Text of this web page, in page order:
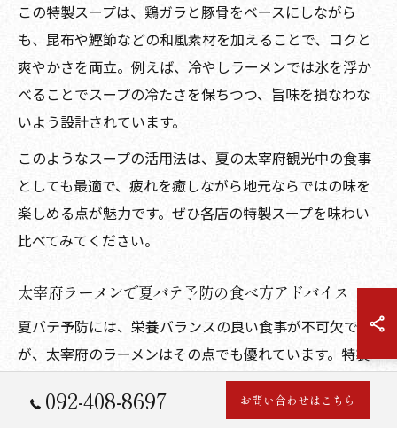
この特製スープは、鶏ガラと豚骨をベースにしながら
も、昆布や鰹節などの和風素材を加えることで、コクと
爽やかさを両立。例えば、冷やしラーメンでは氷を浮か
べることでスープの冷たさを保ちつつ、旨味を損なわな
いよう設計されています。
このようなスープの活用法は、夏の太宰府観光中の食事
としても最適で、疲れを癒しながら地元ならではの味を
楽しめる点が魅力です。ぜひ各店の特製スープを味わい
比べてみてください。
太宰府ラーメンで夏バテ予防の食べ方アドバイス
夏バテ予防には、栄養バランスの良い食事が不可欠です
が、太宰府のラーメンはその点でも優れています。特製
スープには旨味成分が豊富に含まれ、消化にも良いた
め、夏の疲れた体に負担をかけずにエネルギー補給が可
092-408-8697 お問い合わせはこちら